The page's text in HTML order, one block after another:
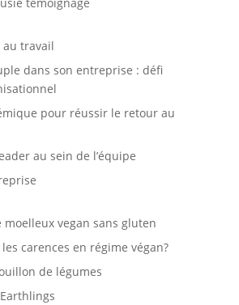
au travail
dans son entreprise : défi
pour réussir le retour au
au sein de l’équipe
moelleux vegan sans gluten
carences en régime végan?
de légumes